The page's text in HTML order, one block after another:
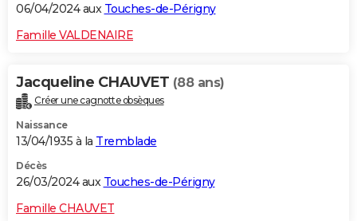
06/04/2024 aux Touches-de-Périgny
Famille VALDENAIRE
Jacqueline CHAUVET (88 ans)
Créer une cagnotte obsèques
Naissance
13/04/1935 à la Tremblade
Décès
26/03/2024 aux Touches-de-Périgny
Famille CHAUVET